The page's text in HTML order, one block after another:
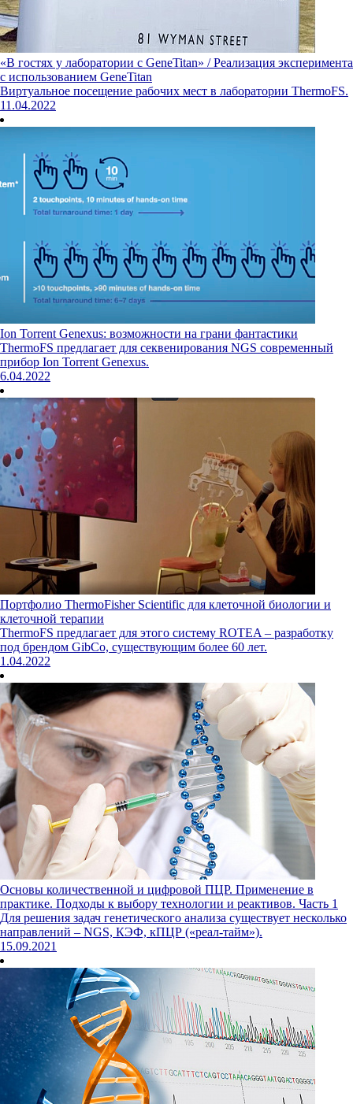
«В гостях у лаборатории с GeneTitan» / Реализация эксперимента
с использованием GeneTitan
Виртуальное посещение рабочих мест в лаборатории ThermoFS.
11.04.2022
Ion Torrent Genexus: возможности на грани фантастики
ThermoFS предлагает для секвенирования NGS современный
прибор Ion Torrent Genexus.
6.04.2022
Портфолио ThermoFisher Scientific для клеточной биологии и
клеточной терапии
ThermoFS предлагает для этого систему ROTEA – разработку
под брендом GibCo, существующим более 60 лет.
1.04.2022
Основы количественной и цифровой ПЦР. Применение в
практике. Подходы к выбору технологии и реактивов. Часть 1
Для решения задач генетического анализа существует несколько
направлений – NGS, КЭФ, кПЦР («реал-тайм»).
15.09.2021